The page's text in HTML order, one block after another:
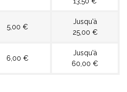
5,00 €
Jusqu'à
25,00 €
6,00 €
Jusqu'à
60,00 €